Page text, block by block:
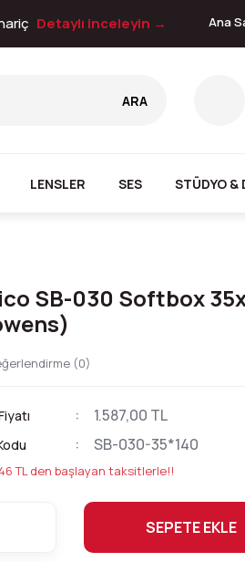
Detaylı inceleyin → Ana
ARA
LENSLER SES STÜDYO &
SB-030 Softbox
(0)
1.587,00 TL
SB-030-35*140
TL den başlayan taksitlerle!!
SEPETE EKLE